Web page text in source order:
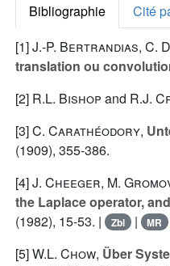
Bibliographie
Cité
[1]J.-P. Bertrandias, C.
translation ou
[2] R.L. Bishop and R.J.
[3]C. Carathéodory,
(1909), 355-386.
[4]J. Cheeger, M.
the Laplace operator,
(1982), 15-53. |
Zbl | MR
[5]W.L. Chow, Über